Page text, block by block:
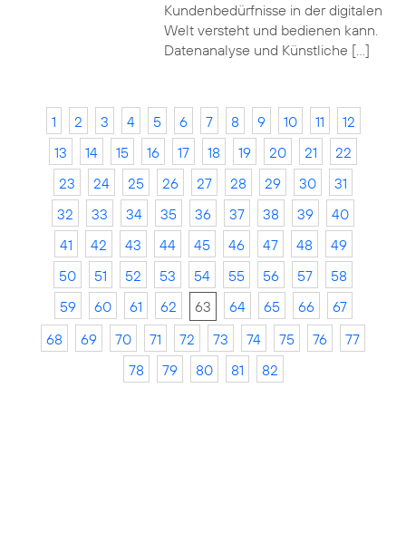
Kundenbedürfnisse in der digitalen
Welt versteht und bedienen kann.
Datenanalyse und Künstliche […]
1 2 3 4 5 6 7 8 9 10 11
12
13
14 15 16 17 18 19 20 21
22
23
24 25 26 27 28 29 30
31
32
33 34 35 36 37 38 39
40
41
42 43 44 45 46 47 48
49
50
51 52 53 54 55 56 57
58
59
60 61 62 63 64 65 66
67
68
69 70 71 72 73 74 75 76
77
78
79 80 81 82